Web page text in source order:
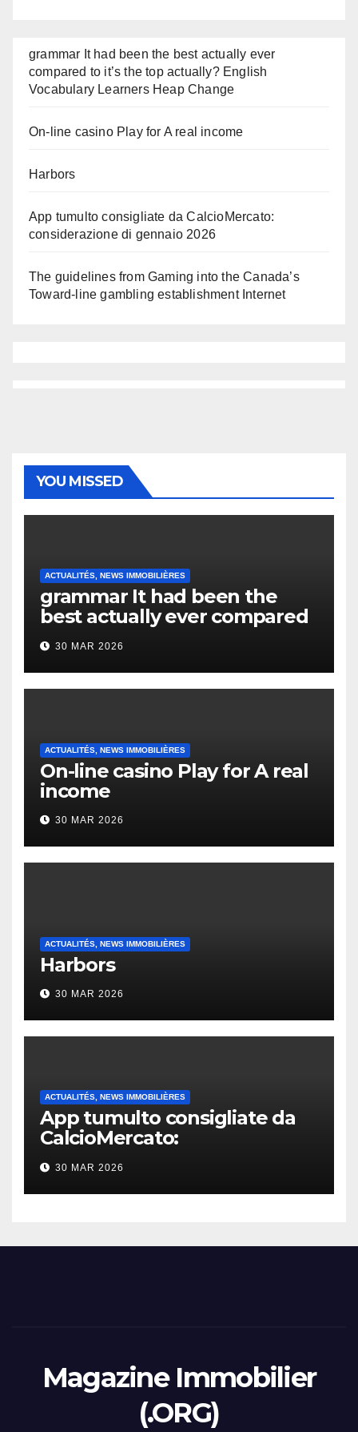
grammar It had been the best actually ever
compared to it’s the top actually? English
Vocabulary Learners Heap Change
On-line casino Play for A real income
Harbors
App tumulto consigliate da CalcioMercato:
considerazione di gennaio 2026
The guidelines from Gaming into the Canada’s
Toward-line gambling establishment Internet
YOU MISSED
ACTUALITÉS, NEWS IMMOBILIÈRES
grammar It had been the
best actually ever compared
to it’s the top actually?
English Vocabulary Learners
Heap Change
30 MAR 2026
ACTUALITÉS, NEWS IMMOBILIÈRES
On-line casino Play for A real
income
30 MAR 2026
ACTUALITÉS, NEWS IMMOBILIÈRES
Harbors
30 MAR 2026
ACTUALITÉS, NEWS IMMOBILIÈRES
App tumulto consigliate da
CalcioMercato:
considerazione di gennaio
2026
30 MAR 2026
Magazine Immobilier
(.ORG)